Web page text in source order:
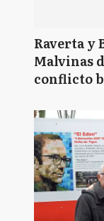
Raverta y
Malvinas
conflicto